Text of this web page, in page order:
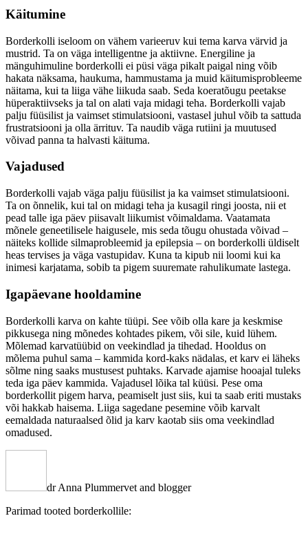
Käitumine
Borderkolli iseloom on vähem varieeruv kui tema karva värvid ja
mustrid. Ta on väga intelligentne ja aktiivne. Energiline ja
mänguhimuline borderkolli ei püsi väga pikalt paigal ning võib
hakata näksama, haukuma, hammustama ja muid käitumisprobleeme
näitama, kui ta liiga vähe liikuda saab. Seda koeratõugu peetakse
hüperaktiivseks ja tal on alati vaja midagi teha. Borderkolli vajab
palju füüsilist ja vaimset stimulatsiooni, vastasel juhul võib ta sattuda
frustratsiooni ja olla ärrituv. Ta naudib väga rutiini ja muutused
võivad panna ta halvasti käituma.
Vajadused
Borderkolli vajab väga palju füüsilist ja ka vaimset stimulatsiooni.
Ta on õnnelik, kui tal on midagi teha ja kusagil ringi joosta, nii et
pead talle iga päev piisavalt liikumist võimaldama. Vaatamata
mõnele geneetilisele haigusele, mis seda tõugu ohustada võivad –
näiteks kollide silmaprobleemid ja epilepsia – on borderkolli üldiselt
heas tervises ja väga vastupidav. Kuna ta kipub nii loomi kui ka
inimesi karjatama, sobib ta pigem suuremate rahulikumate lastega.
Igapäevane hooldamine
Borderkolli karva on kahte tüüpi. See võib olla kare ja keskmise
pikkusega ning mõnedes kohtades pikem, või sile, kuid lühem.
Mõlemad karvatüübid on veekindlad ja tihedad. Hooldus on
mõlema puhul sama – kammida kord-kaks nädalas, et karv ei läheks
sõlme ning saaks mustusest puhtaks. Karvade ajamise hooajal tuleks
teda iga päev kammida. Vajadusel lõika tal küüsi. Pese oma
borderkollit pigem harva, peamiselt just siis, kui ta saab eriti mustaks
või hakkab haisema. Liiga sagedane pesemine võib karvalt
eemaldada naturaalsed õlid ja karv kaotab siis oma veekindlad
omadused.
dr Anna Plummervet and blogger
Parimad tooted borderkollile: